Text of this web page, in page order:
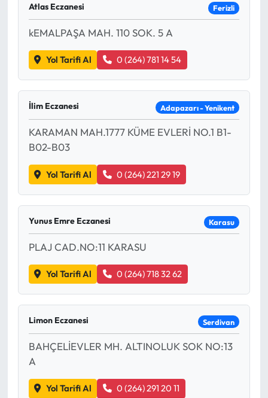
Atlas Eczanesi Ferizli
kEMALPAŞA MAH. 110 SOK. 5 A
Yol Tarifi Al 0 (264) 781 14 54
İlim Eczanesi Adapazarı - Yenikent
KARAMAN MAH.1777 KÜME EVLERİ NO.1 B1-
B02-B03
Yol Tarifi Al 0 (264) 221 29 19
Yunus Emre Eczanesi Karasu
PLAJ CAD.NO:11 KARASU
Yol Tarifi Al 0 (264) 718 32 62
Limon Eczanesi Serdivan
BAHÇELİEVLER MH. ALTINOLUK SOK NO:13
A
Yol Tarifi Al 0 (264) 291 20 11